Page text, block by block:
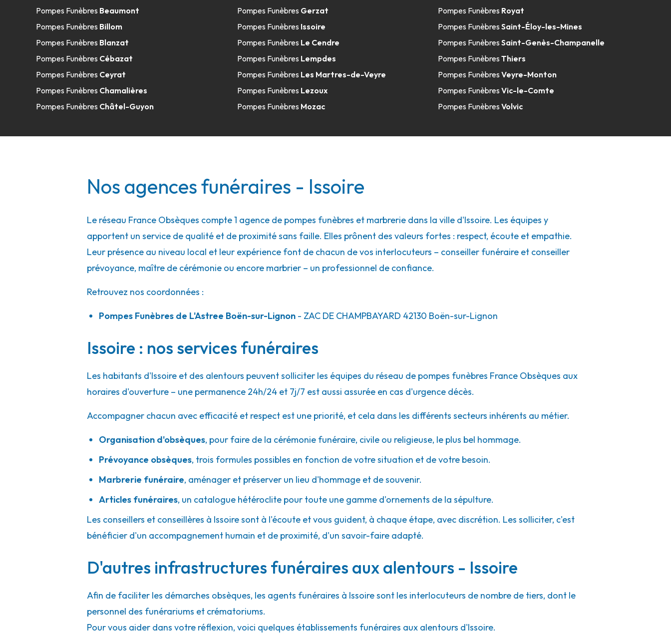
Pompes Funèbres Beaumont
Pompes Funèbres Billom
Pompes Funèbres Blanzat
Pompes Funèbres Cébazat
Pompes Funèbres Ceyrat
Pompes Funèbres Chamalières
Pompes Funèbres Châtel-Guyon
Pompes Funèbres Gerzat
Pompes Funèbres Issoire
Pompes Funèbres Le Cendre
Pompes Funèbres Lempdes
Pompes Funèbres Les Martres-de-Veyre
Pompes Funèbres Lezoux
Pompes Funèbres Mozac
Pompes Funèbres Royat
Pompes FunèbresSaint-Éloy-les-Mines
Pompes FunèbresSaint-Genès-Champanelle
Pompes FunèbresThiers
Pompes FunèbresVeyre-Monton
Pompes FunèbresVic-le-Comte
Pompes FunèbresVolvic
Nos agences funéraires - Issoire
Le réseau France Obsèques compte 1 agence de pompes funèbres et marbrerie dans la ville d'Issoire. Les équipes y
apportent un service de qualité et de proximité sans faille. Elles prônent des valeurs fortes : respect, écoute et empathie.
Leur présence au niveau local et leur expérience font de chacun de vos interlocuteurs – conseiller funéraire et conseiller
prévoyance, maître de cérémonie ou encore marbrier – un professionnel de confiance.
Retrouvez nos coordonnées :
Pompes Funèbres de L'Astree Boën-sur-Lignon - ZAC DE CHAMPBAYARD 42130 Boën-sur-Lignon
Issoire : nos services funéraires
Les habitants d'Issoire et des alentours peuvent solliciter les équipes du réseau de pompes funèbres France Obsèques aux
horaires d'ouverture – une permanence 24h/24 et 7j/7 est aussi assurée en cas d'urgence décès.
Accompagner chacun avec efficacité et respect est une priorité, et cela dans les différents secteurs inhérents au métier.
Organisation d'obsèques, pour faire de la cérémonie funéraire, civile ou religieuse, le plus bel hommage.
Prévoyance obsèques, trois formules possibles en fonction de votre situation et de votre besoin.
Marbrerie funéraire, aménager et préserver un lieu d'hommage et de souvenir.
Articles funéraires, un catalogue hétéroclite pour toute une gamme d'ornements de la sépulture.
Les conseillers et conseillères à Issoire sont à l'écoute et vous guident, à chaque étape, avec discrétion. Les solliciter, c'est
bénéficier d'un accompagnement humain et de proximité, d'un savoir-faire adapté.
D'autres infrastructures funéraires aux alentours - Issoire
Afin de faciliter les démarches obsèques, les agents funéraires à Issoire sont les interlocuteurs de nombre de tiers, dont le
personnel des funérariums et crématoriums.
Pour vous aider dans votre réflexion, voici quelques établissements funéraires aux alentours d'Issoire.